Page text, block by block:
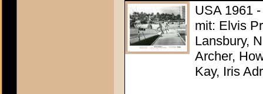
USA 1961
mit: Elvis
Lansbury,
Archer,
Kay, Iris